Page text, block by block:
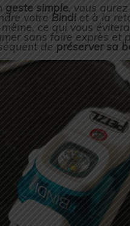
geste simple, vous
votre Bindi et à la
ce qui vous
sans faire exprès et
de préserver sa